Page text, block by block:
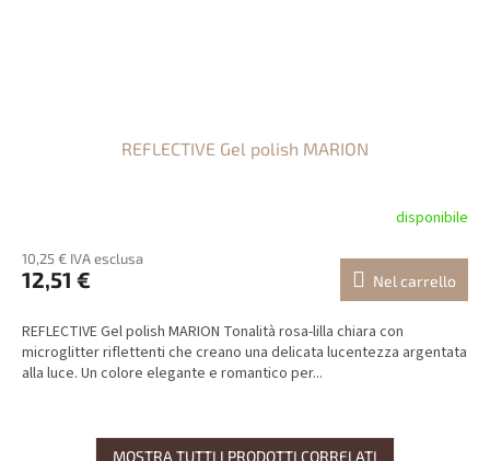
REFLECTIVE Gel polish MARION
disponibile
10,25 € IVA esclusa
12,51 € Nel carrello
REFLECTIVE Gel polish MARION Tonalità rosa-lilla chiara con
microglitter riflettenti che creano una delicata lucentezza argentata
alla luce. Un colore elegante e romantico per...
MOSTRA TUTTI I PRODOTTI CORRELATI